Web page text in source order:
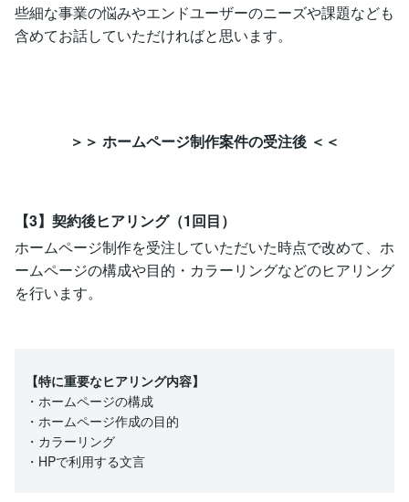
些細な事業の悩みやエンドユーザーのニーズや課題なども
含めてお話していただければと思います。
＞＞ ホームページ制作案件の受注後 ＜＜
【3】契約後ヒアリング（1回目）
ホームページ制作を受注していただいた時点で改めて、ホ
ームページの構成や目的・カラーリングなどのヒアリング
を行います。
【特に重要なヒアリング内容】
・ホームページの構成
・ホームページ作成の目的
・カラーリング
・HPで利用する文言